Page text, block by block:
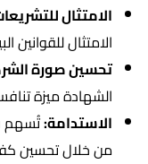
الامتثال
الامتثال للقوانين
تحسين صورة
الشهادة ميزة
الاستدامة:تُسهم
من خلال تحسين